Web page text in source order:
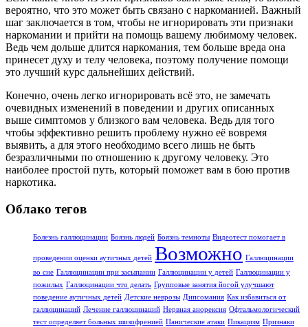
вероятно, что это может быть связано с наркоманией. Важный
шаг заключается в том, чтобы не игнорировать эти признаки
наркомании и прийти на помощь вашему любимому человек.
Ведь чем дольше длится наркомания, тем больше вреда она
принесет духу и телу человека, поэтому получение помощи
это лучший курс дальнейших действий.
Конечно, очень легко игнорировать всё это, не замечать
очевидных изменений в поведении и других описанных
выше симптомов у близкого вам человека. Ведь для того
чтобы эффективно решить проблему нужно её вовремя
выявить, а для этого необходимо всего лишь не быть
безразличными по отношению к другому человеку. Это
наиболее простой путь, который поможет вам в бою против
наркотика.
Облако тегов
Болезнь галлюцинации Боязнь людей Боязнь темноты Видеотест помогает в
проведении оценки аутичных детей Возможно Галлюцинации
во сне Галлюцинации при засыпании Галлюцинации у детей Галлюцинации у
пожилых Галлюцинации что делать Групповые занятия йогой улучшают
поведение аутичных детей Детские неврозы Дипсомания Как избавиться от
галлюцинаций Лечение галлюцинаций Нервная анорексия Офтальмологический
тест определяет больных шизофренией Панические атаки Пикацизм Признаки